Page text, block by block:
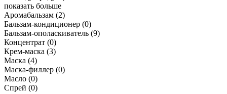
показать больше
Аромабальзам (2)
Бальзам-кондиционер (0)
Бальзам-ополаскиватель (9)
Концентрат (0)
Крем-маска (3)
Маска (4)
Маска-филлер (0)
Масло (0)
Спрей (0)